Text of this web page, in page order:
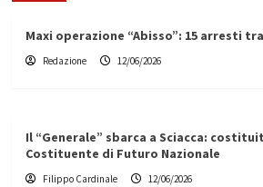
Maxi operazione “Abisso”: 15 arresti
Redazione 12/06/2026
Il “Generale” sbarca a Sciacca:
Costituente di Futuro Nazionale
Filippo Cardinale 12/06/2026